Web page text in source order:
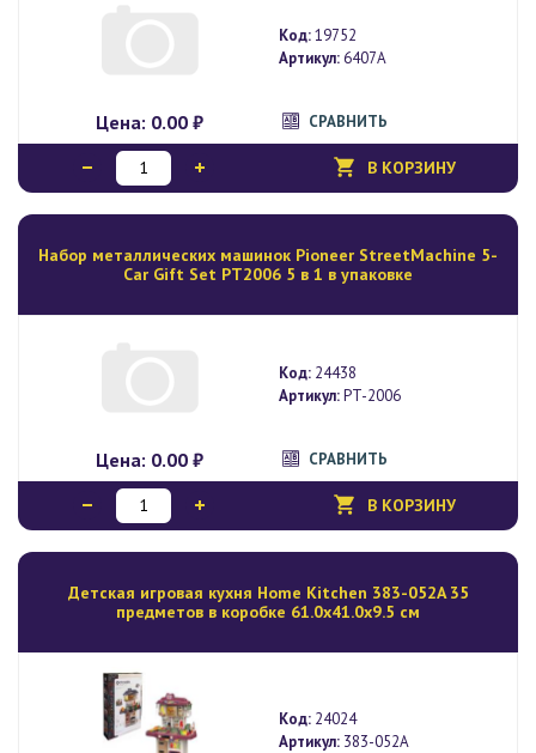
Цена: 0.00 ₽
Код:19752
Артикул: 6407A
СРАВНИТЬ
В КОРЗИНУ
Набор металлических машинок Pioneer StreetMachine 5-
Car Gift Set PT2006 5 в 1 в упаковке
Цена: 0.00 ₽
Код: 24438
Артикул:PT-2006
СРАВНИТЬ
В КОРЗИНУ
Детская игровая кухня Home Kitchen 383-052A 35
предметов в коробке 61.0х41.0х9.5 см
Код: 24024
Артикул: 383-052A